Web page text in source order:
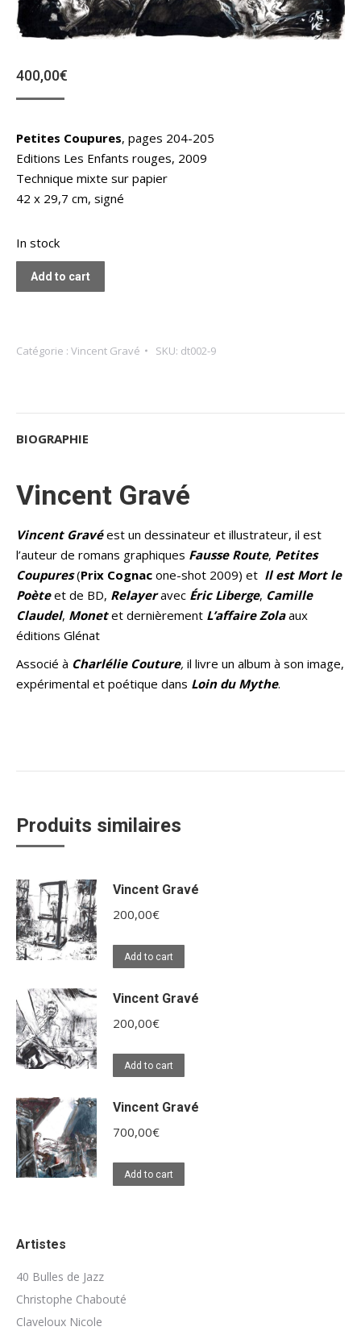
400,00€
Petites Coupures, pages 204-205
Editions Les Enfants rouges, 2009
Technique mixte sur papier
42 x 29,7 cm, signé
In stock
Add to cart
Catégorie : Vincent Gravé SKU: dt002-9
BIOGRAPHIE
Vincent Gravé
Vincent Gravéest un dessinateur et illustrateur, il est
l’auteur de romans graphiques Fausse Route, Petites
Coupures(Prix Cognac one-shot 2009) et Il est Mort le
Poèteet de BD, Relayeravec Éric Liberge, Camille
Claudel, Monetet dernièrement L’affaire Zolaaux
éditions Glénat
Associé à CharlélieCouture, il livre un album à son image,
expérimental et poétique dans Loin du Mythe.
Produits similaires
Vincent Gravé
200,00€
Add to cart
Vincent Gravé
200,00€
Add to cart
Vincent Gravé
700,00€
Add to cart
Artistes
40 Bulles de Jazz
Christophe Chabouté
Claveloux Nicole